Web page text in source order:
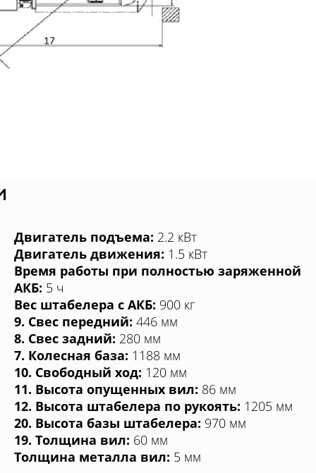
Двигатель подъема: 2.2 кВт
Двигатель движения: 1.5 кВт
Время работы при полностью заряженной
АКБ: 5 ч
Вес штабелера с АКБ: 900 кг
9. Свес передний: 446 мм
8. Свес задний: 280 мм
7. Колесная база: 1188 мм
10. Свободный ход: 120 мм
11. Высота опущенных вил: 86 мм
12. Высота штабелера по рукоять: 1205 мм
20. Высота базы штабелера: 970 мм
19. Толщина вил: 60 мм
Толщина металла вил: 5 мм